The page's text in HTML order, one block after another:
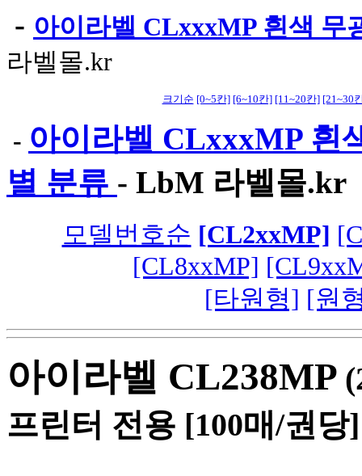
- 아이라벨 CLxxxMP 흰색 무
라벨몰.kr
크기순 [0~5칸] [6~10칸] [11~20칸] [21~30
- 아이라벨 CLxxxMP 흰
별 분류 - LbM 라벨몰.kr
모델번호순 [CL2xxMP]
[CL8xxMP]
[타원형] [원
아이라벨 CL238MP
프린터 전용 [100매/권당